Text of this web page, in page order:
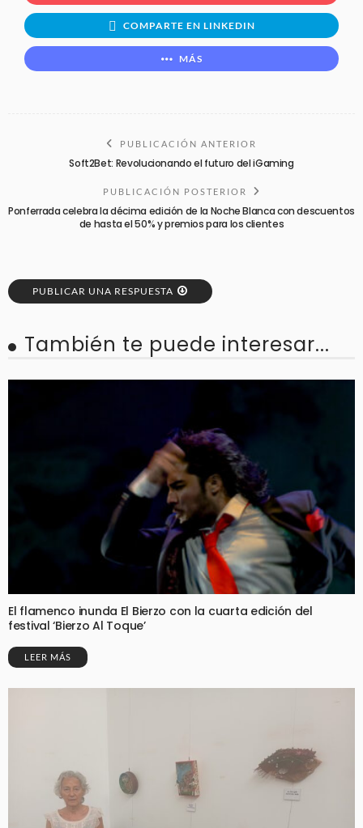
COMPARTE EN LINKEDIN
MÁS
PUBLICACIÓN ANTERIOR
Soft2Bet: Revolucionando el futuro del iGaming
PUBLICACIÓN POSTERIOR
Ponferrada celebra la décima edición de la Noche Blanca con descuentos
de hasta el 50% y premios para los clientes
PUBLICAR UNA RESPUESTA
También te puede interesar...
El flamenco inunda El Bierzo con la cuarta edición del
festival ‘Bierzo Al Toque’
LEER MÁS